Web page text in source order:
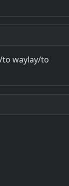
waylay/to